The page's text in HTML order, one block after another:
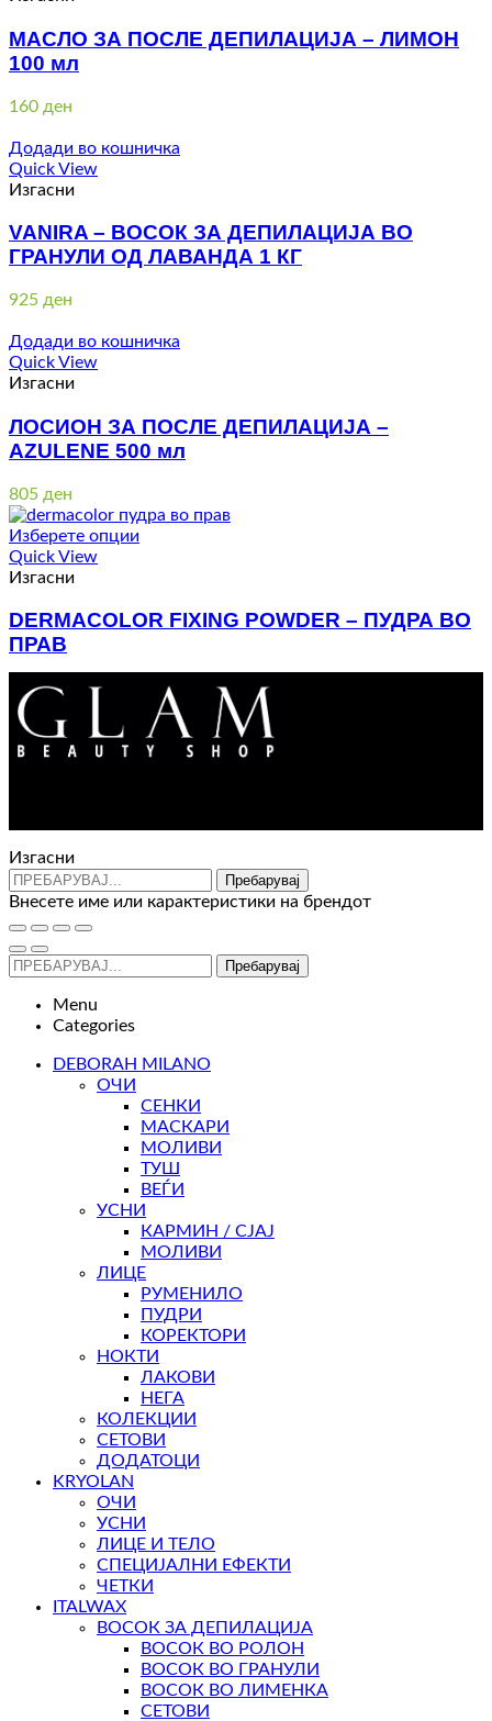
МАСЛО ЗА ПОСЛЕ ДЕПИЛАЦИЈА – ЛИМОН
100 мл
160 ден
Додади во кошничка
Quick View
Изгасни
VANIRA – ВОСОК ЗА ДЕПИЛАЦИЈА ВО
ГРАНУЛИ ОД ЛАВАНДА 1 КГ
925 ден
Додади во кошничка
Quick View
Изгасни
ЛОСИОН ЗА ПОСЛЕ ДЕПИЛАЦИЈА –
AZULENE 500 мл
805 ден
Изберете опции
Quick View
Изгасни
DERMACOLOR FIXING POWDER – ПУДРА ВО
ПРАВ
1.180ден
Изгасни
Пребарувај
Внесете име или карактеристики на брендот
Пребарувај
Menu
Categories
DEBORAH MILANO
ОЧИ
СЕНКИ
МАСКАРИ
МОЛИВИ
ТУШ
ВЕЃИ
УСНИ
КАРМИН / СЈАЈ
МОЛИВИ
ЛИЦЕ
РУМЕНИЛО
ПУДРИ
КОРЕКТОРИ
НОКТИ
ЛАКОВИ
НЕГА
КОЛЕКЦИИ
СЕТОВИ
ДОДАТОЦИ
KRYOLAN
ОЧИ
УСНИ
ЛИЦЕ И ТЕЛО
СПЕЦИЈАЛНИ ЕФЕКТИ
ЧЕТКИ
ITALWAX
ВОСОК ЗА ДЕПИЛАЦИЈА
ВОСОК ВО РОЛОН
ВОСОК ВО ГРАНУЛИ
ВОСОК ВО ЛИМЕНКА
СЕТОВИ